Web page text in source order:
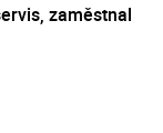
zaměstnal